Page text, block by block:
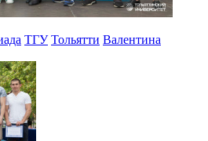
ТГУ Тольятти Валентина